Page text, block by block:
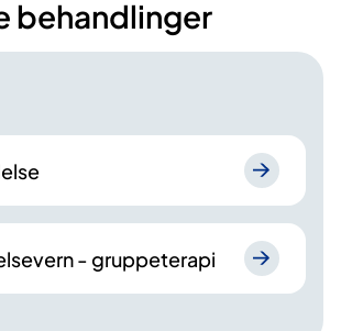
behandlinger
- gruppeterapi